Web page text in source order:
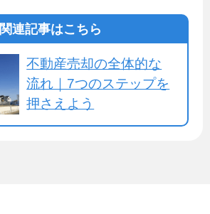
関連記事はこちら
不動産売却の全体的な
流れ｜7つのステップを
押さえよう